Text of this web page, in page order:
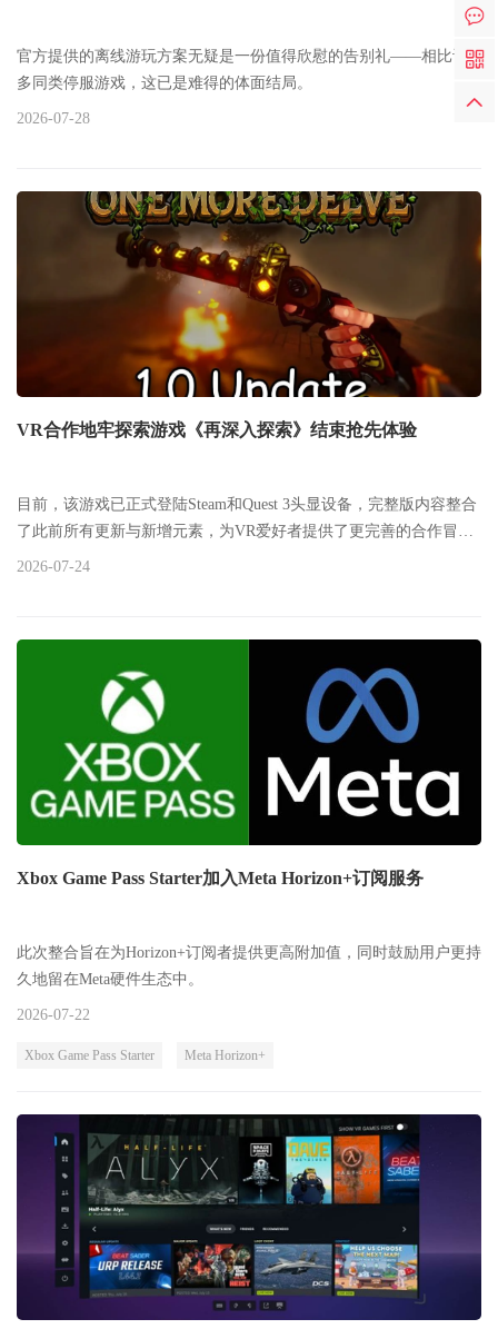
官方提供的离线游玩方案无疑是一份值得欣慰的告别礼——相比许
多同类停服游戏，这已是难得的体面结局。
2026-07-28
VR合作地牢探索游戏《再深入探索》结束抢先体验
目前，该游戏已正式登陆Steam和Quest 3头显设备，完整版内容整合
了此前所有更新与新增元素，为VR爱好者提供了更完善的合作冒险
体验。
2026-07-24
Xbox Game Pass Starter加入Meta Horizon+订阅服务
此次整合旨在为Horizon+订阅者提供更高附加值，同时鼓励用户更持
久地留在Meta硬件生态中。
2026-07-22
Xbox Game Pass Starter Meta Horizon+